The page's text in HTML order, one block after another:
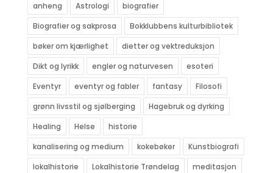
anheng
Astrologi
biografier
Biografier og sakprosa
Bokklubbens kulturbibliotek
bøker om kjærlighet
dietter og vektreduksjon
Dikt og lyrikk
engler og naturvesen
esoteri
Eventyr
eventyr og fabler fantasy
Filosofi
grønn livsstil og sjølberging
Hagebruk og dyrking
Healing
Helse
historie
kanalisering og medium
kokebøker
Kunstbiografi
lokalhistorie
Lokalhistorie Trøndelag
meditasjon